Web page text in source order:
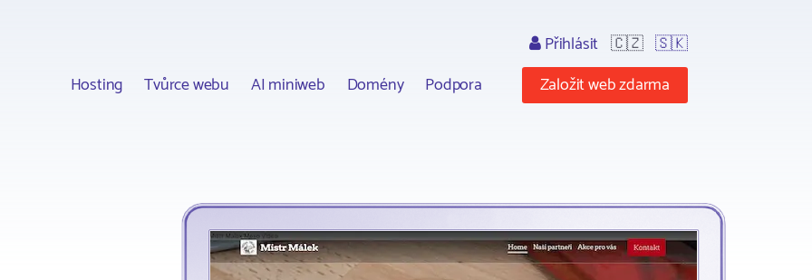
Hosting Tvůrce webu AI miniweb Domény Podpora
Přihlásit 🇨🇿 🇸🇰
Založit web zdarma